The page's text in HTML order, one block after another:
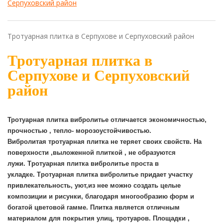
Серпуховский район
Тротуарная плитка в Серпухове и Серпуховский район
Тротуарная плитка в
Серпухове и Серпуховский
район
Тротуарная плитка вибролитье отличается экономичностью,
прочностью , тепло- морозоустойчивостью.
Вибролитая тротуарная плитка не теряет своих свойств. На
поверхности ,выложенной плиткой , не образуются
лужи. Тротуарная плитка вибролитье проста в
укладке. Тротуарная плитка вибролитье придает участку
привлекательность, уют,из нее можно создать целые
композиции и рисунки, благодаря многообразию форм и
богатой цветовой гамме. Плитка является отличным
материалом для покрытия улиц, тротуаров. Площадки ,